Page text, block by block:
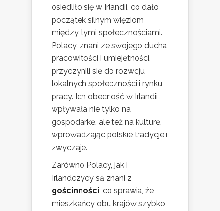
osiedliło się w Irlandii, co dało
początek silnym więziom
między tymi społecznościami.
Polacy, znani ze swojego ducha
pracowitości i umiejętności,
przyczynili się do rozwoju
lokalnych społeczności i rynku
pracy. Ich obecność w Irlandii
wpływała nie tylko na
gospodarkę, ale też na kulturę,
wprowadzając polskie tradycje i
zwyczaje.
Zarówno Polacy, jak i
Irlandczycy są znani z
gościnności, co sprawia, że
mieszkańcy obu krajów szybko